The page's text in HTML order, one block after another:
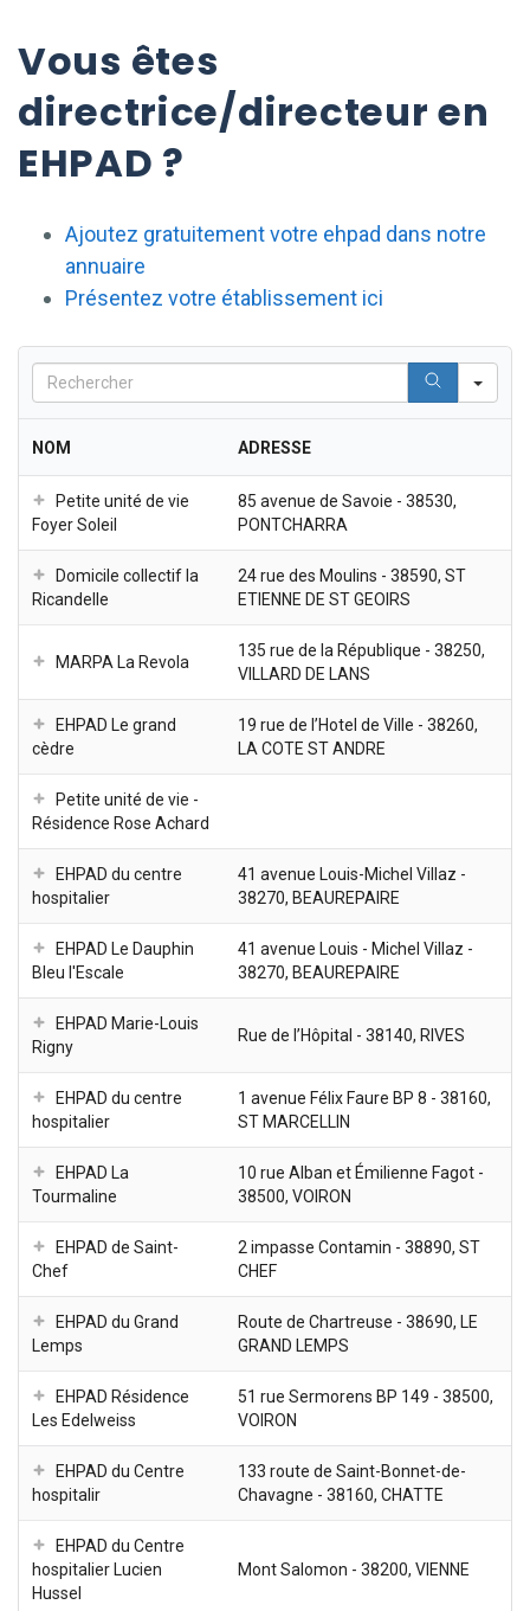
Vous êtes
directrice/directeur en
EHPAD ?
Ajoutez gratuitement votre ehpad dans notre
annuaire
Présentez votre établissement ici
NOM ADRESSE
Petite unité de vie
Foyer Soleil
85 avenue de Savoie - 38530,
PONTCHARRA
Domicile collectif la
Ricandelle
24 rue des Moulins - 38590, ST
ETIENNE DE ST GEOIRS
MARPA La Revola
135 rue de la République - 38250,
VILLARD DE LANS
EHPAD Le grand
cèdre
19 rue de l’Hotel de Ville - 38260,
LA COTE ST ANDRE
Petite unité de vie -
Résidence Rose Achard
EHPAD du centre
hospitalier
41 avenue Louis-Michel Villaz -
38270, BEAUREPAIRE
EHPAD Le Dauphin
Bleu l'Escale
41 avenue Louis - Michel Villaz -
38270, BEAUREPAIRE
EHPAD Marie-Louis
Rigny
Rue de l’Hôpital - 38140, RIVES
EHPAD du centre
hospitalier
1 avenue Félix Faure BP 8 - 38160,
ST MARCELLIN
EHPAD La
Tourmaline
10 rue Alban et Émilienne Fagot -
38500, VOIRON
EHPAD de Saint-
Chef
2 impasse Contamin - 38890, ST
CHEF
EHPAD du Grand
Lemps
Route de Chartreuse - 38690, LE
GRAND LEMPS
EHPAD Résidence
Les Edelweiss
51 rue Sermorens BP 149 - 38500,
VOIRON
EHPAD du Centre
hospitalir
133 route de Saint-Bonnet-de-
Chavagne - 38160, CHATTE
EHPAD du Centre
hospitalier Lucien
Hussel
Mont Salomon - 38200, VIENNE